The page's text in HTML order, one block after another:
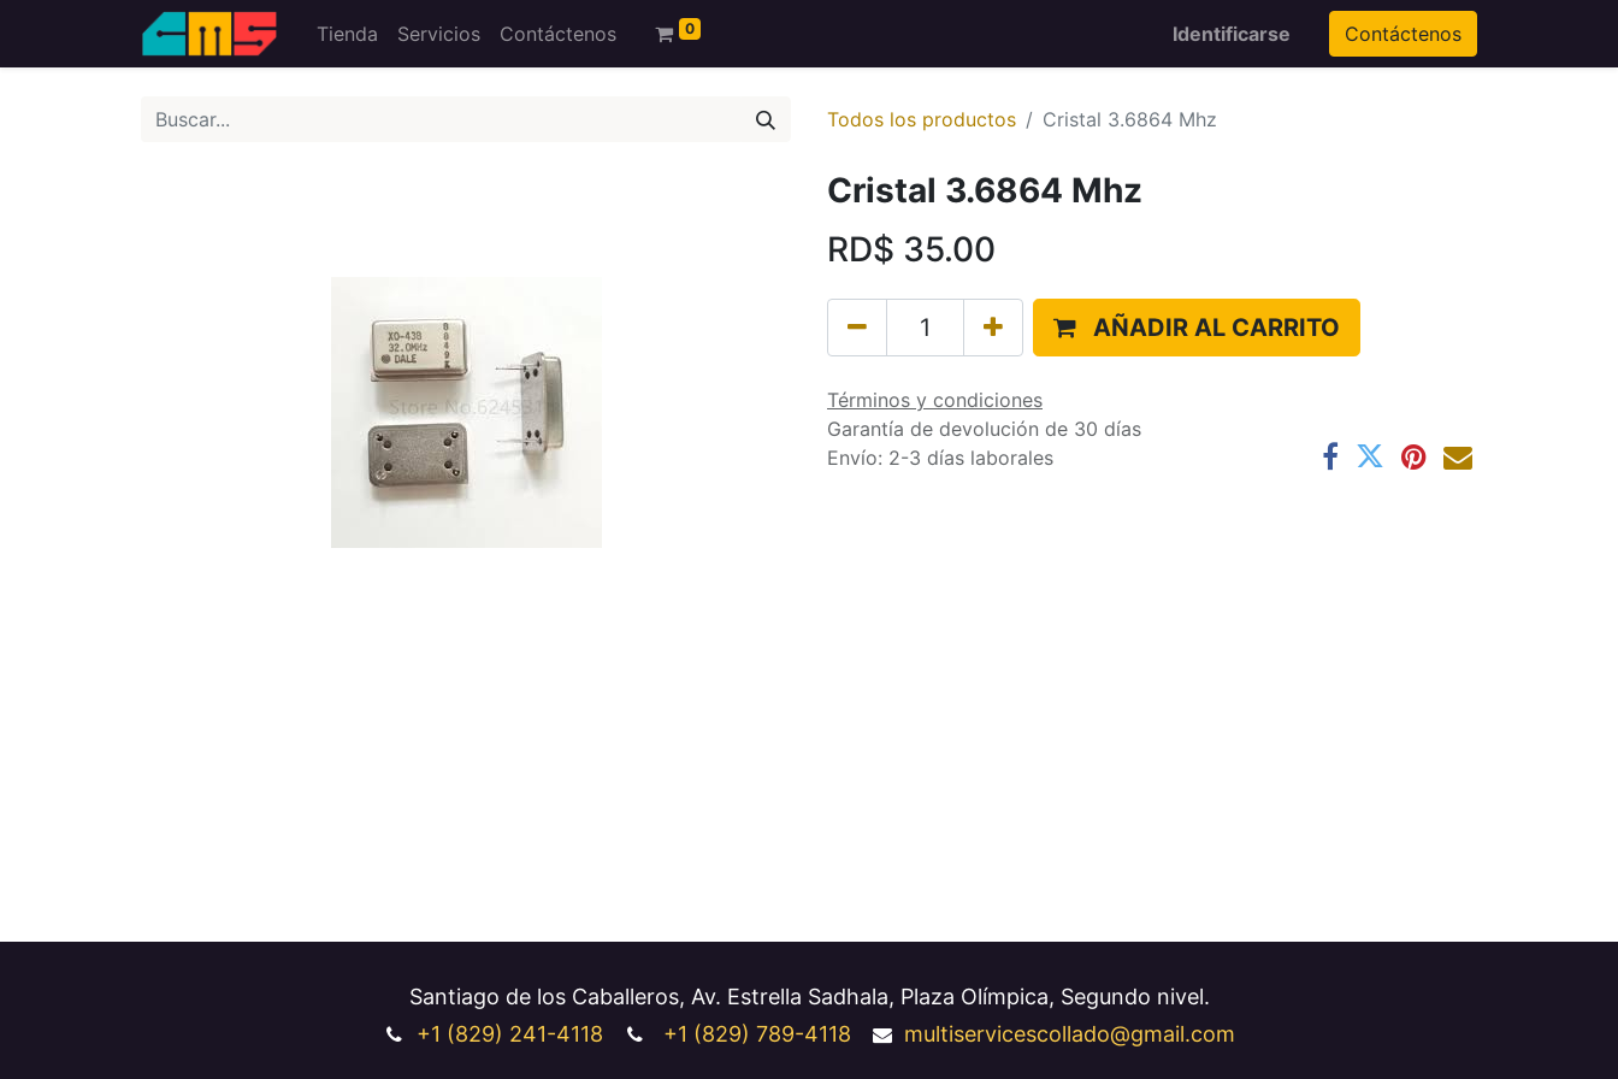
Tienda Servicios Contáctenos 0 Identificarse Contáctenos
Todos los productos Cristal 3.6864 Mhz
Cristal 3.6864 Mhz
RD$ 35.00
AÑADIR AL CARRITO
Términos y condiciones
Garantía de devolución de 30 días
Envío: 2-3 días laborales
Santiago de los Caballeros, Av. Estrella Sadhala, Plaza Olímpica, Segundo nivel.
+1 (829) 241-4118 +1 (829) 789-4118 multiservicescollado@gmail.com